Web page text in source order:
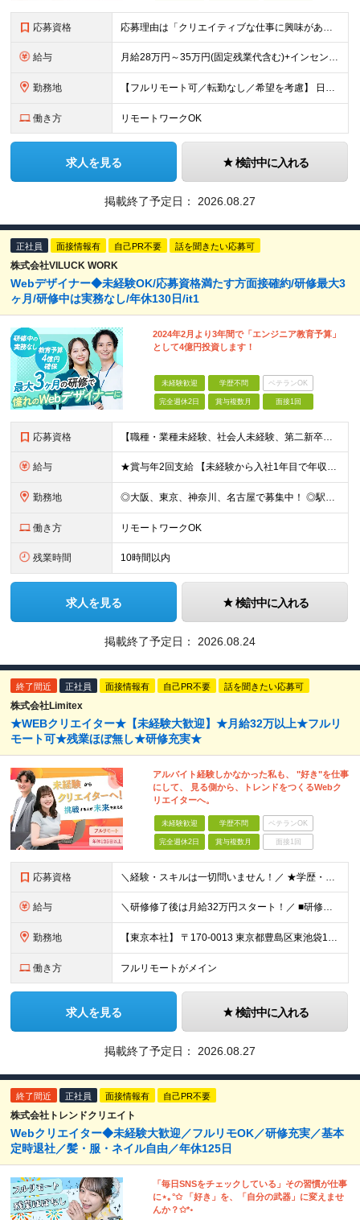
応募資格 応募理由は「クリエイティブな仕事に興味がある」でOK！ #学歴不問 #未経験OK ★1つでも当てはまれば、マッチング率高め★ □ SNSやYouTubeに興味がある方 □ アイデアを考えることが好き
給与 月給28万円～35万円(固定残業代含む)+インセンティブ＋各種手当 ※経験・能力等を考慮の上、決定します。 ※残業はほとんどありませんが、発生した場合は時間外手当を100％支給します。 【固定残業
勤務地 【フルリモート可／転勤なし／希望を考慮】 日本47都道府県、どこでも就業可能！ （東京・神奈川・埼玉・千葉・北海道・宮城・愛知・大阪・福岡・新潟など 各拠点近郊のプロジェクト先） 【Point】
働き方 リモートワークOK
求人を見る 検討中に入れる
掲載終了予定日： 2026.08.27
正社員 面接情報有 自己PR不要 話を聞きたい応募可
株式会社VILUCK WORK
Webデザイナー◆未経験OK/応募資格満たす方面接確約/研修最大3
ヶ月/研修中は実務なし/年休130日/it1
2024年2月より3年間で「エンジニア教育予算」
として4億円投資します！
未経験歓迎 学歴不問 ベテランOK
完全週休2日 賞与複数月 面接1回
応募資格 【職種・業種未経験、社会人未経験、第二新卒、歓迎します】 ◆35歳以下の方 └長期キャリア形成のため、年齢制限をかけた募集となります。 ◆学歴不問 《こんな方に向いています！》 ■フロントエンジニア
給与 ★賞与年2回支給 【未経験から入社1年目で年収48万円以上UPも目指せる◎】 研修に加え、バディ制度も整備。不安なことがあれば丁寧にフォローします。 頑張り次第で収入アップが実現可能であり、入社1年
勤務地 ◎大阪、東京、神奈川、名古屋で募集中！ ◎駅チカ！ ◎勤務地は、希望を考慮のうえ決定いたします。 ◎転居を伴う転勤はありません。 【転勤なし／希望勤務地は考慮】 大阪、東京、神奈川、名古屋のいずれか
働き方 リモートワークOK
残業時間 10時間以内
求人を見る 検討中に入れる
掲載終了予定日： 2026.08.24
終了間近 正社員 面接情報有 自己PR不要 話を聞きたい応募可
株式会社Limitex
★WEBクリエイター★【未経験大歓迎】★月給32万以上★フルリ
モート可★残業ほぼ無し★研修充実★
アルバイト経験しかなかった私も、 "好き"を仕事
にして、 見る側から、トレンドをつくるWebク
リエイターへ。
未経験歓迎 学歴不問 ベテランOK
完全週休2日 賞与複数月 面接1回
応募資格 ＼経験・スキルは一切問いません！／ ★学歴・職歴不問 ★未経験・第二新卒歓迎！ ★正社員デビューも応援します！
給与 ＼研修修了後は月給32万円スタート！／ ■研修修了後 月給32万円＋賞与＋インセンティブ賞与 ※残業代は別途支給 ▽研修期間（6カ月）▽ 【経験者】 （営業・接客・マーケティングなどの経験をお持
勤務地 【東京本社】 〒170-0013 東京都豊島区東池袋1-17-11 パークハイツ池袋
働き方 フルリモートがメイン
求人を見る 検討中に入れる
掲載終了予定日： 2026.08.27
終了間近 正社員 面接情報有 自己PR不要
株式会社トレンドクリエイト
Webクリエイター◆未経験大歓迎／フルリモOK／研修充実／基本
定時退社／髪・服・ネイル自由／年休125日
「毎日SNSをチェックしている」その習慣が仕事
に⋆｡°✩ 「好き」を、「自分の武器」に変えませ
んか？✩*॰